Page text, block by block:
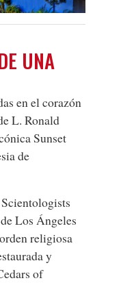
UNA
en el corazón
L. Ronald
Sunset
de
Los Ángeles
religiosa
y
of